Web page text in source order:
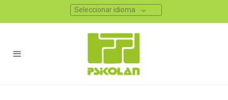
Seleccionar idioma